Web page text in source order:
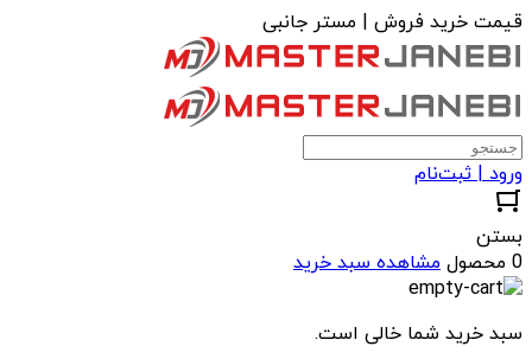
قیمت خرید فروش | مستر جانبی
ورود | ثبت‌نام
بستن
0 محصول
مشاهده سبد خرید
سبد خرید شما خالی است.